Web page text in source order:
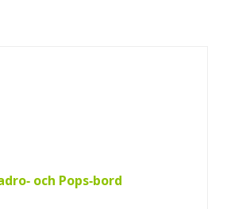
och Pops‑bord